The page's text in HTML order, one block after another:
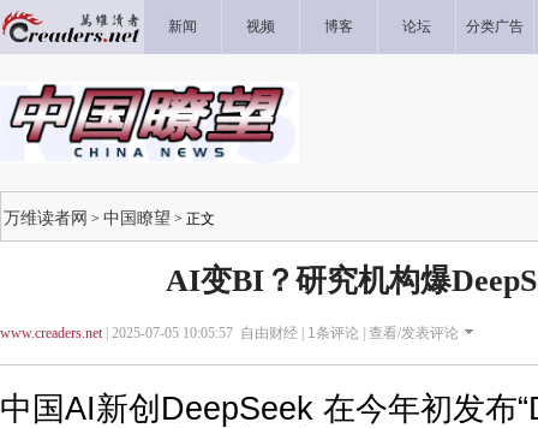
新闻 视频 博客 论坛 分类广告
万维读者网 > 中国瞭望 > 正文
AI变BI？研究机构爆
www.creaders.net| 2025-07-05 10:05:57 自由财经 | 1条评论 | 查看/发表评论
中国AI新创DeepSeek 在今年初发布